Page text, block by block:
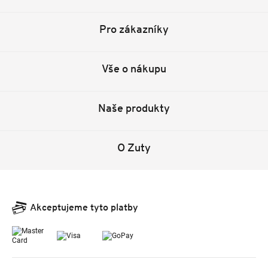
Pro zákazníky
Vše o nákupu
Naše produkty
O Zuty
Akceptujeme tyto platby